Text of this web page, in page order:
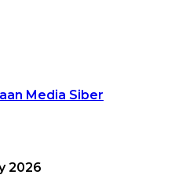
Media Siber
2026